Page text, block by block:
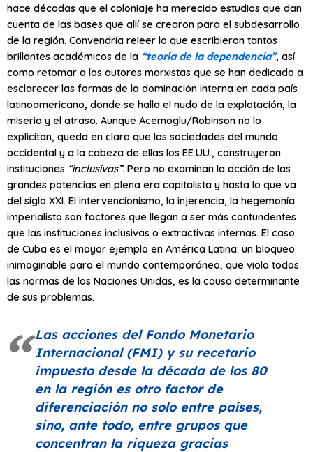
hace décadas que el coloniaje ha merecido estudios que dan
cuenta de las bases que allí se crearon para el subdesarrollo
de la región. Convendría releer lo que escribieron tantos
brillantes académicos de la “teoría de la dependencia”, así
como retomar a los autores marxistas que se han dedicado a
esclarecer las formas de la dominación interna en cada país
latinoamericano, donde se halla el nudo de la explotación, la
miseria y el atraso. Aunque Acemoglu/Robinson no lo
explicitan, queda en claro que las sociedades del mundo
occidental y a la cabeza de ellas los EE.UU., construyeron
instituciones “inclusivas”. Pero no examinan la acción de las
grandes potencias en plena era capitalista y hasta lo que va
del siglo XXI. El intervencionismo, la injerencia, la hegemonía
imperialista son factores que llegan a ser más contundentes
que las instituciones inclusivas o extractivas internas. El caso
de Cuba es el mayor ejemplo en América Latina: un bloqueo
inimaginable para el mundo contemporáneo, que viola todas
las normas de las Naciones Unidas, es la causa determinante
de sus problemas.
Las acciones del Fondo Monetario
Internacional (FMI) y su recetario
impuesto desde la década de los 80
en la región es otro factor de
diferenciación no solo entre países,
sino, ante todo, entre grupos que
concentran la riqueza gracias